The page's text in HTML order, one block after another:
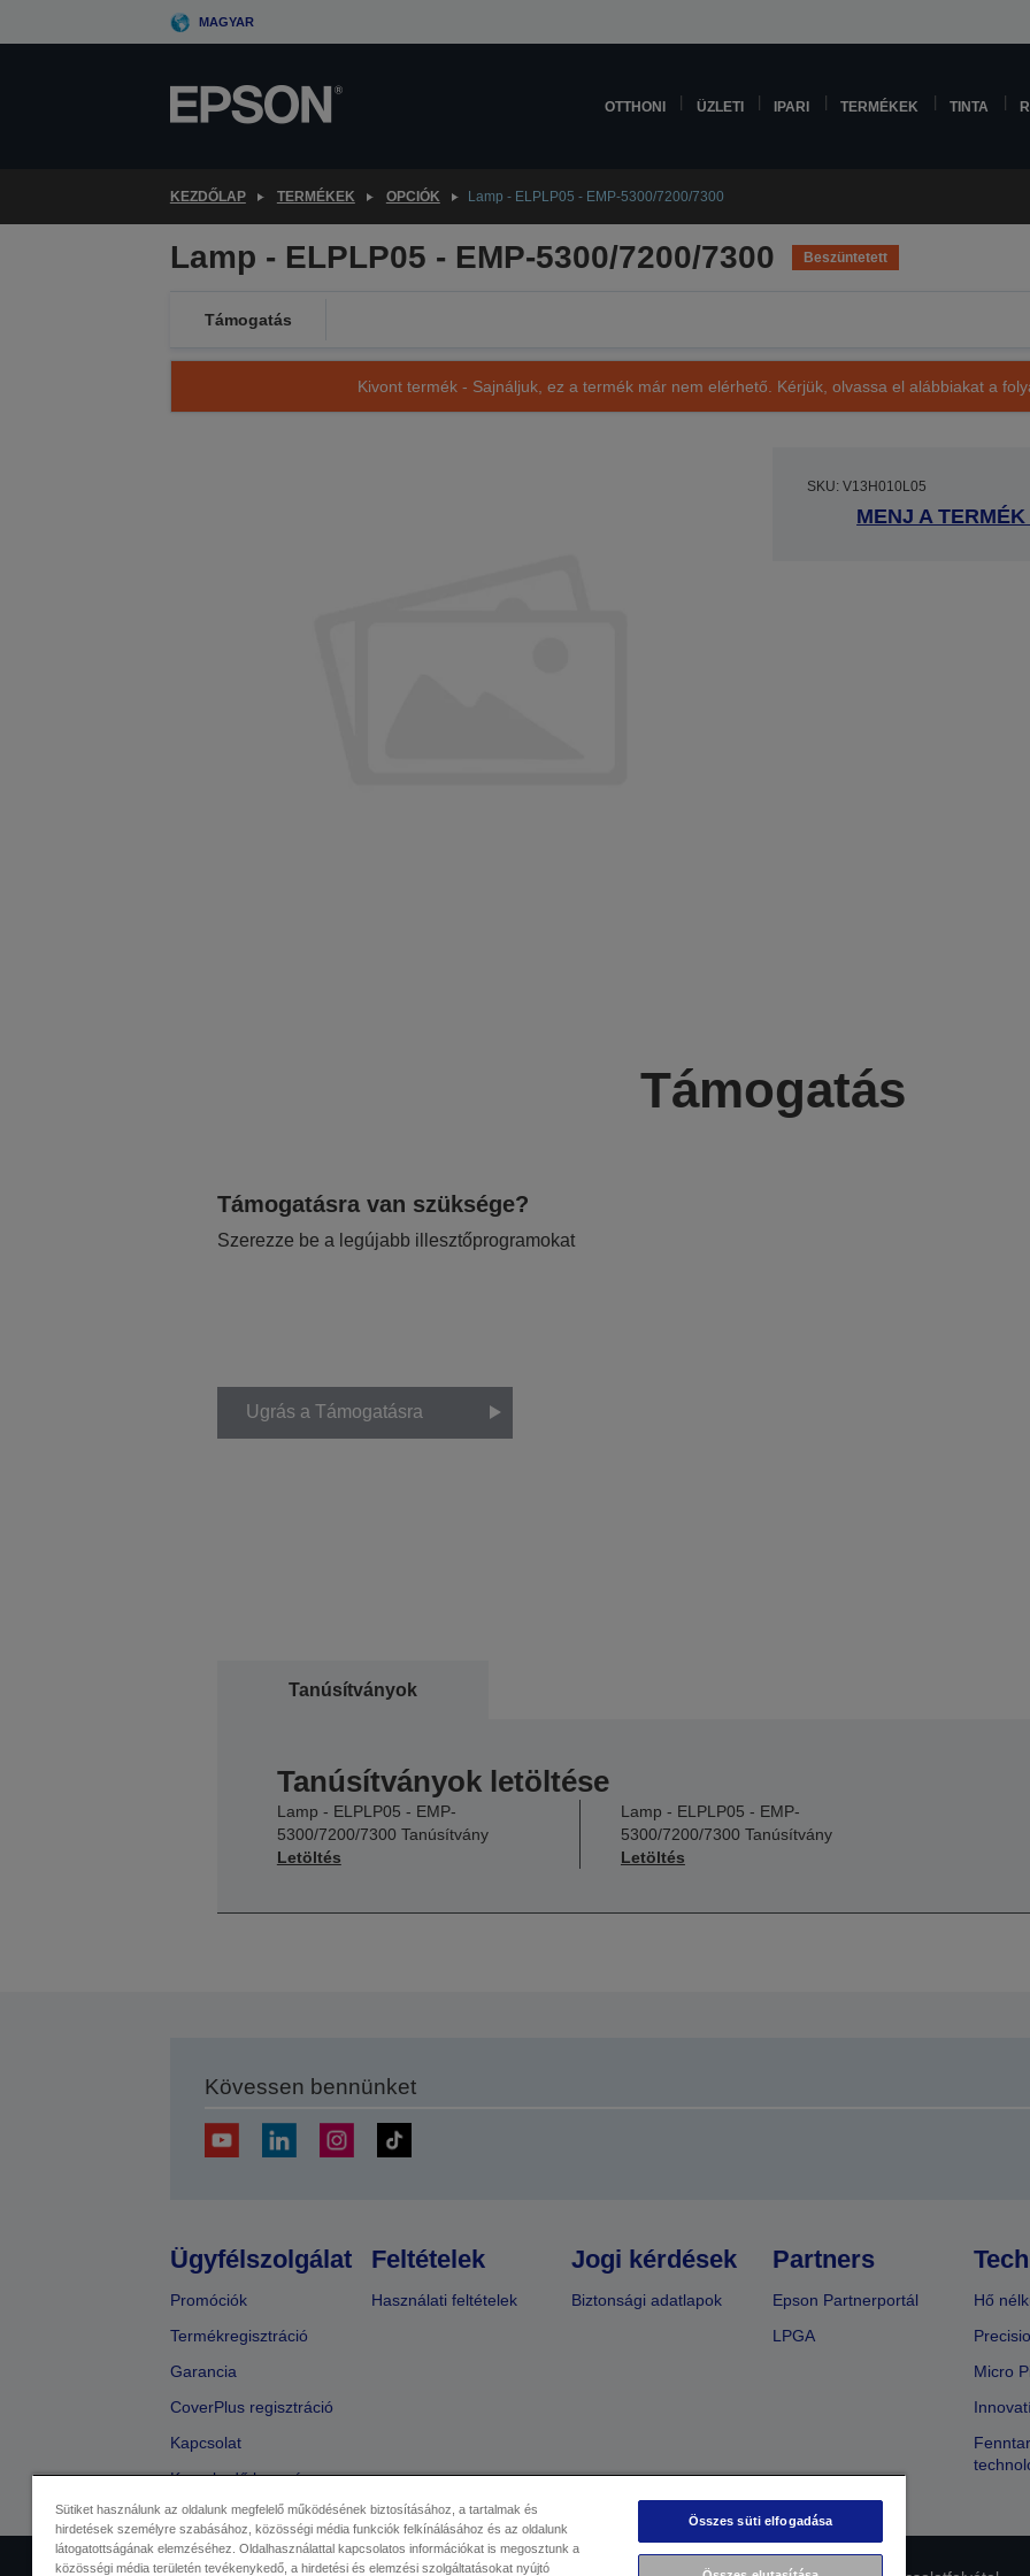
to
MAGYAR
OTTHONI ÜZLETI IPARI TERMÉKEK TINTA
KEZDŐLAP TERMÉKEK OPCIÓK Lamp - ELPLP05 - EMP-5300/7200/7300
Lamp - ELPLP05 - EMP-5300/7200/7300 Beszüntetett
Támogatás
Kivont termék - Sajnáljuk, ez a termék már nem elérhető. Kérjük, olvassa el alábbiakat a
SKU: V13H010L05
MENJ A
Támogatás
Támogatásra van szüksége?
Szerezze be a legújabb illesztőprogramokat
Ugrás a Támogatásra
Tanúsítványok
Tanúsítványok letöltése
Lamp - ELPLP05 - EMP-
5300/7200/7300 Tanúsítvány
Letöltés
Lamp - ELPLP05 - EMP-
5300/7200/7300 Tanúsítvány
Letöltés
Kövessen bennünket
Ügyfélszolgálat
Promóciók
Termékregisztráció
Garancia
CoverPlus regisztráció
Kapcsolat
Kereskedő keresése
Feltételek
Használati feltételek
Jogi kérdések
Biztonsági adatlapok
Partners
Epson Partnerportál
LPGA
Hő
Micro
Sütiket használunk az oldalunk megfelelő működésének biztosításához, a tartalmak és
hirdetések személyre szabásához, közösségi média funkciók felkínálásához és az oldalunk
látogatottságának elemzéséhez. Oldalhasználattal kapcsolatos információkat is megosztunk a
közösségi média területén tevékenykedő, a hirdetési és elemzési szolgáltatásokat nyújtó
Összes süti elfogadása